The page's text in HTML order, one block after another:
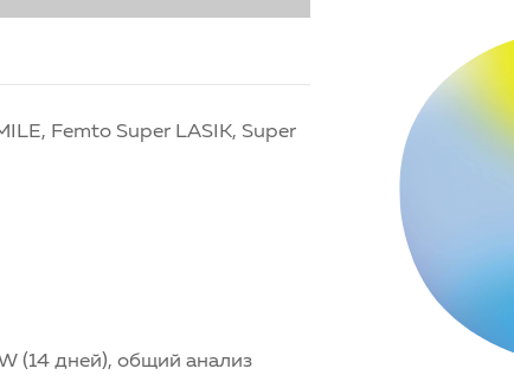
Femto Super LASIK, Super
(14 дней), общий анализ